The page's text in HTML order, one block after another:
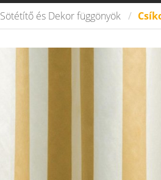
Sötétítő és Dekor függönyök